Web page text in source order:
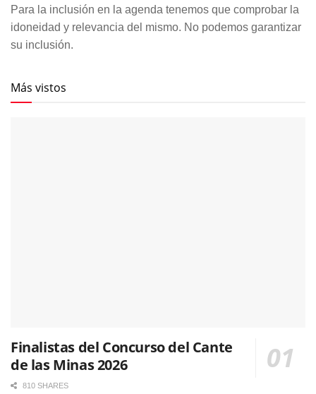
Para la inclusión en la agenda tenemos que comprobar la
idoneidad y relevancia del mismo. No podemos garantizar
su inclusión.
Más vistos
Finalistas del Concurso del Cante
de las Minas 2026
810 SHARES